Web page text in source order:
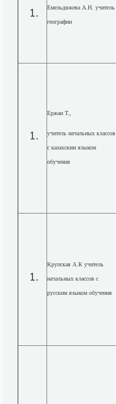
Емельдяжева А.Н. учитель
географии
Ержан Т.,
учитель начальных классов
с казахским языком
обучения
Крупская А.К учитель
начальных классов с
русским языком обучения